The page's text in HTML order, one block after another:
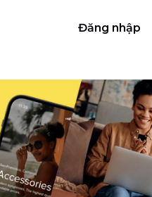
Đăng nhập